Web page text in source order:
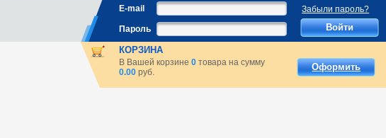
E-mail
Забыли пароль?
Пароль
КОРЗИНА
В Вашей корзине0 товара на сумму
0.00 руб. Оформить